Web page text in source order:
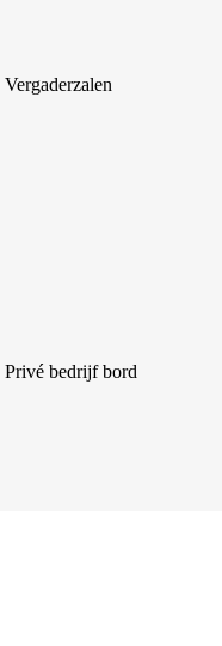
Vergaderzalen
Privé bedrijf bord